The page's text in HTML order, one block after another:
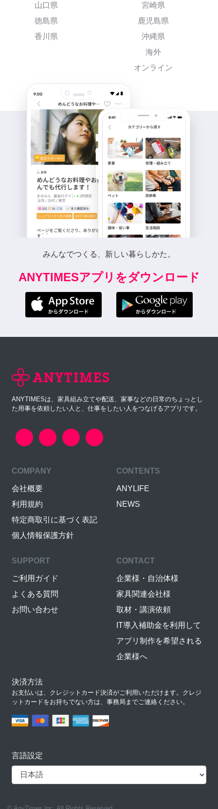
山口県
徳島県
香川県
宮崎県
鹿児島県
沖縄県
海外
オンライン
みんなでつくる、新しい暮らしかた。
ANYTIMESアプリをダウンロード
ANYTIMESは、家具組み立てや配送、家事などの日常のちょっとし
た用事を依頼したい人と、仕事をしたい人をつなげるアプリです。
COMPANY
会社概要
利用規約
特定商取引に基づく表記
個人情報保護方針
CONTENTS
ANYLIFE
NEWS
SUPPORT
ご利用ガイド
よくある質問
お問い合わせ
CONTACT
企業様・自治体様
家具関連会社様
取材・講演依頼
IT導入補助金を利用して
アプリ制作を希望される
企業様へ
決済方法
お支払いは、クレジットカード決済がご利用いただけます。クレジ
ットカードをお持ちでない方は、事務局までご連絡ください。
言語設定